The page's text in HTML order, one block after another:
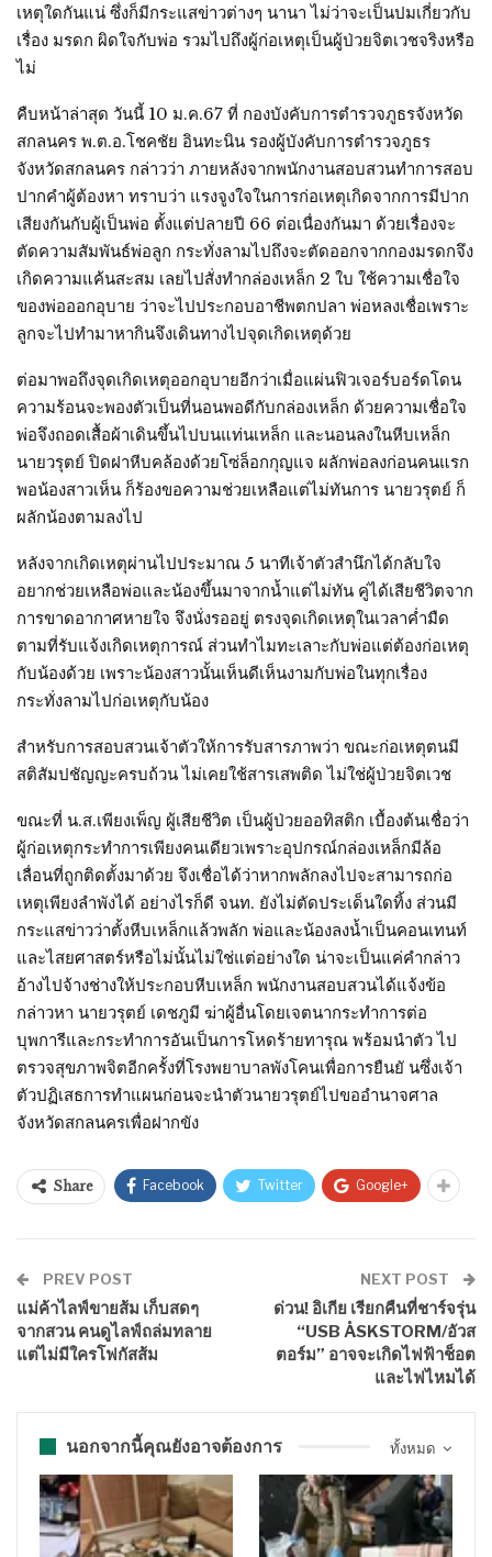
เหตุใดกันแน่ ซึ่งก็มีกระแสข่าวต่างๆ นานา ไม่ว่าจะเป็นปมเกี่ยวกับ
เรื่อง มรดก ผิดใจกับพ่อ รวมไปถึงผู้ก่อเหตุเป็นผู้ป่วยจิตเวชจริงหรือ
ไม่
คืบหน้าล่าสุด วันนี้ 10 ม.ค.67 ที่ กองบังคับการตำรวจภูธรจังหวัด
สกลนคร พ.ต.อ.โชคชัย อินทะนิน รองผู้บังคับการตำรวจภูธร
จังหวัดสกลนคร กล่าวว่า ภายหลังจากพนักงานสอบสวนทำการสอบ
ปากคำผู้ต้องหา ทราบว่า แรงจูงใจในการก่อเหตุเกิดจากการมีปาก
เสียงกันกับผู้เป็นพ่อ ตั้งแต่ปลายปี 66 ต่อเนื่องกันมา ด้วยเรื่องจะ
ตัดความสัมพันธ์พ่อลูก กระทั่งลามไปถึงจะตัดออกจากกองมรดกจึง
เกิดความแค้นสะสม เลยไปสั่งทำกล่องเหล็ก 2 ใบ ใช้ความเชื่อใจ
ของพ่อออกอุบาย ว่าจะไปประกอบอาชีพตกปลา พ่อหลงเชื่อเพราะ
ลูกจะไปทำมาหากินจึงเดินทางไปจุดเกิดเหตุด้วย
ต่อมาพอถึงจุดเกิดเหตุออกอุบายอีกว่าเมื่อแผ่นฟิวเจอร์บอร์ดโดน
ความร้อนจะพองตัวเป็นที่นอนพอดีกับกล่องเหล็ก ด้วยความเชื่อใจ
พ่อจึงถอดเสื้อผ้าเดินขึ้นไปบนแท่นเหล็ก และนอนลงในหีบเหล็ก
นายวรุตย์ ปิดฝาหีบคล้องด้วยโซ่ล็อกกุญแจ ผลักพ่อลงก่อนคนแรก
พอน้องสาวเห็น ก็ร้องขอความช่วยเหลือแต่ไม่ทันการ นายวรุตย์ ก็
ผลักน้องตามลงไป
หลังจากเกิดเหตุผ่านไปประมาณ 5 นาทีเจ้าตัวสำนึกได้กลับใจ
อยากช่วยเหลือพ่อและน้องขึ้นมาจากน้ำแต่ไม่ทัน คู่ได้เสียชีวิตจาก
การขาดอากาศหายใจ จึงนั่งรออยู่ ตรงจุดเกิดเหตุในเวลาค่ำมืด
ตามที่รับแจ้งเกิดเหตุการณ์ ส่วนทำไมทะเลาะกับพ่อแต่ต้องก่อเหตุ
กับน้องด้วย เพราะน้องสาวนั้นเห็นดีเห็นงามกับพ่อในทุกเรื่อง
กระทั่งลามไปก่อเหตุกับน้อง
สำหรับการสอบสวนเจ้าตัวให้การรับสารภาพว่า ขณะก่อเหตุตนมี
สติสัมปชัญญะครบถ้วน ไม่เคยใช้สารเสพติด ไม่ใช่ผู้ป่วยจิตเวช
ขณะที่ น.ส.เพียงเพ็ญ ผู้เสียชีวิต เป็นผู้ป่วยออทิสติก เบื้องต้นเชื่อว่า
ผู้ก่อเหตุกระทำการเพียงคนเดียวเพราะอุปกรณ์กล่องเหล็กมีล้อ
เลื่อนที่ถูกติดตั้งมาด้วย จึงเชื่อได้ว่าหากพลักลงไปจะสามารถก่อ
เหตุเพียงลำพังได้ อย่างไรก็ดี จนท. ยังไม่ตัดประเด็นใดทิ้ง ส่วนมี
กระแสข่าวว่าตั้งหีบเหล็กแล้วพลัก พ่อและน้องลงน้ำเป็นคอนเทนท์
และไสยศาสตร์หรือไม่นั้นไม่ใช่แต่อย่างใด น่าจะเป็นแค่คำกล่าว
อ้างไปจ้างช่างให้ประกอบหีบเหล็ก พนักงานสอบสวนได้แจ้งข้อ
กล่าวหา นายวรุตย์ เดชภูมี ฆ่าผู้อื่นโดยเจตนากระทำการต่อ
บุพการีและกระทำการอันเป็นการโหดร้ายทารุณ พร้อมนำตัว ไป
ตรวจสุขภาพจิตอีกครั้งที่โรงพยาบาลพังโคนเพื่อการยืนยั นซึ่งเจ้า
ตัวปฏิเสธการทำแผนก่อนจะนำตัวนายวรุตย์ไปขออำนาจศาล
จังหวัดสกลนครเพื่อฝากขัง
Share Facebook Twitter Google+
PREV POST
แม่ค้าไลฟ์ขายส้ม เก็บสดๆ
จากสวน คนดูไลฟ์ถล่มทลาย
แต่ไม่มีใครโฟกัสส้ม
NEXT POST
ด่วน! อิเกีย เรียกคืนที่ชาร์จรุ่น
“USB ÅSKSTORM/อัวส
ตอร์ม” อาจจะเกิดไฟฟ้าช็อต
และไฟไหมได้
ทั้งหมด
นอกจากนี้คุณยังอาจต้องการ